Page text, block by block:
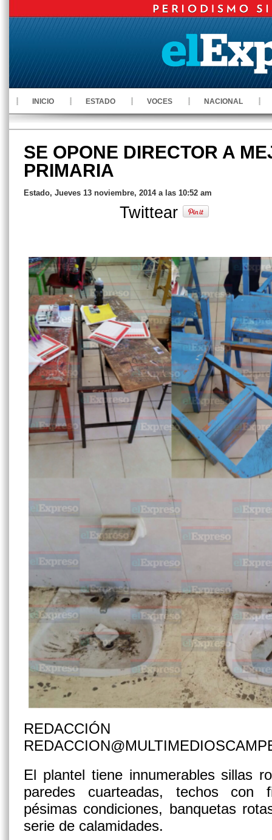
INICIO ESTADO VOCES NACIONAL
SE OPONE DIRECTOR A
PRIMARIA
Estado, Jueves 13 noviembre, 2014 a las 10:52 am
Twittear
REDACCIÓN
El plantel tiene innumerables sillas
paredes cuarteadas, techos con
pésimas condiciones, banquetas
serie de calamidades.